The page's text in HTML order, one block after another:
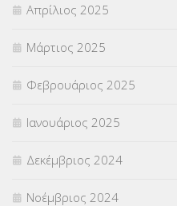
Απρίλιος 2025
Μάρτιος 2025
Φεβρουάριος 2025
Ιανουάριος 2025
Δεκέμβριος 2024
Νοέμβριος 2024